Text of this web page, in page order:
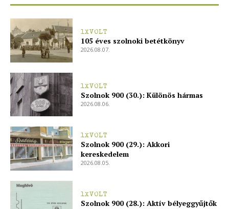
1XVOLT
105 éves szolnoki betétkönyv
2026.08.07.
1XVOLT
Szolnok 900 (30.): Különös hármas
2026.08.06.
1XVOLT
Szolnok 900 (29.): Akkori
kereskedelem
2026.08.05.
1XVOLT
Szolnok 900 (28.): Aktív bélyeggyűjtők